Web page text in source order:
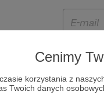
Cenimy
korzystania z
Twoich danych